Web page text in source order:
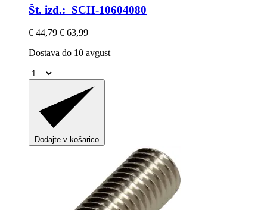
Št. izd.: SCH-10604080
€ 44,79 € 63,99
Dostava do 10 avgust
Dodajte v košarico